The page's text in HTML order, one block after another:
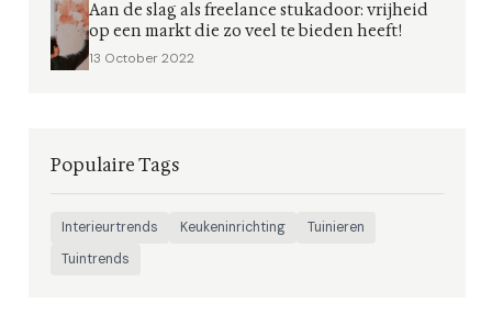
Aan de slag als freelance stukadoor: vrijheid
op een markt die zo veel te bieden heeft!
13 October 2022
Populaire Tags
Interieurtrends Keukeninrichting
Tuinieren
Tuintrends